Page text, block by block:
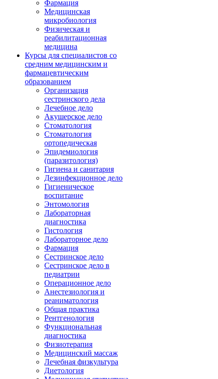
Фармация
Медицинская
микробиология
Физическая и
реабилитационная
медицина
Курсы для специалистов со
средним медицинским и
фармацевтическим
образованием
Организация
сестринского дела
Лечебное дело
Акушерское дело
Стоматология
Стоматология
ортопедическая
Эпидемиология
(паразитология)
Гигиена и санитария
Дезинфекционное дело
Гигиеническое
воспитание
Энтомология
Лабораторная
диагностика
Гистология
Лабораторное дело
Фармация
Сестринское дело
Сестринское дело в
педиатрии
Операционное дело
Анестезиология и
реаниматология
Общая практика
Рентгенология
Функциональная
диагностика
Физиотерапия
Медицинский массаж
Лечебная физкультура
Диетология